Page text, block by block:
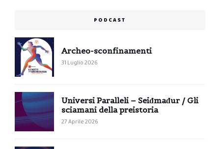
PODCAST
Archeo-sconfinamenti
31 Luglio 2026
Universi Paralleli – Seiđmađur / Gli
sciamani della preistoria
27 Aprile 2026